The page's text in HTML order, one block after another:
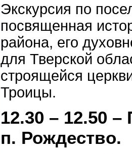
Экскурсия по
посвященная
района, его
для Тверской
строящейся
Троицы.
12.30 – 12.50 –
п. Рождество.